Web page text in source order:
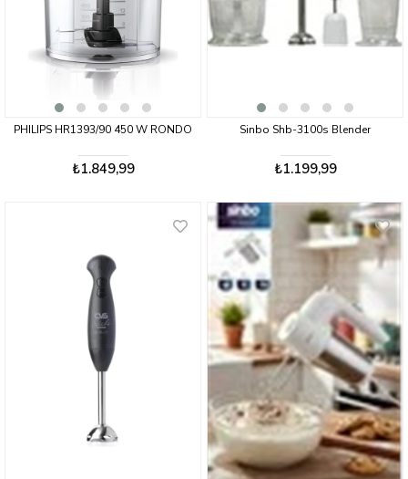
PHILIPS HR1393/90 450 W RONDO
₺1.849,99
Sinbo Shb-3100s Blender
₺1.199,99